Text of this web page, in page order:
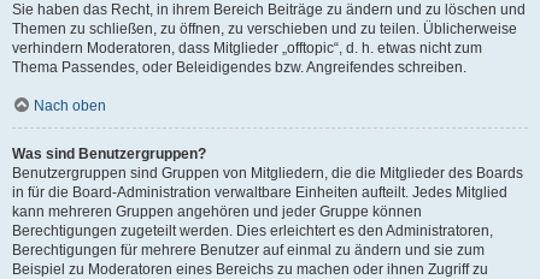
Sie haben das Recht, in ihrem Bereich Beiträge zu ändern und zu löschen und
Themen zu schließen, zu öffnen, zu verschieben und zu teilen. Üblicherweise
verhindern Moderatoren, dass Mitglieder „offtopic“, d. h. etwas nicht zum
Thema Passendes, oder Beleidigendes bzw. Angreifendes schreiben.
Nach oben
Was sind Benutzergruppen?
Benutzergruppen sind Gruppen von Mitgliedern, die die Mitglieder des Boards
in für die Board-Administration verwaltbare Einheiten aufteilt. Jedes Mitglied
kann mehreren Gruppen angehören und jeder Gruppe können
Berechtigungen zugeteilt werden. Dies erleichtert es den Administratoren,
Berechtigungen für mehrere Benutzer auf einmal zu ändern und sie zum
Beispiel zu Moderatoren eines Bereichs zu machen oder ihnen Zugriff zu